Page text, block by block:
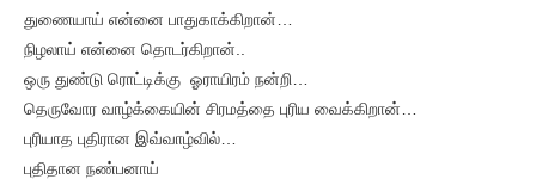
துணையாய் என்னை பாதுகாக்கிறான்…
நிழலாய் என்னை தொடர்கிறான்..
ஒரு துண்டு ரொட்டிக்கு ஓராயிரம் நன்றி…
தெருவோர வாழ்க்கையின் சிரமத்தை புரிய வைக்கிறான்…
புரியாத புதிரான இவ்வாழ்வில்…
புதிதான நண்பனாய்